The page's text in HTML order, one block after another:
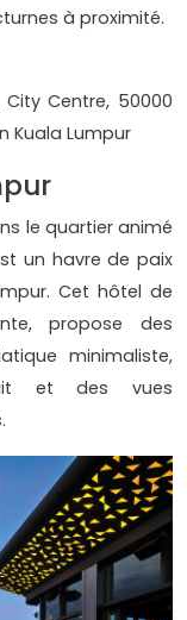
à proximité.
City Centre, 50000
Kuala Lumpur
le quartier animé
un havre de paix
Cet hôtel de
propose des
minimaliste,
et des vues